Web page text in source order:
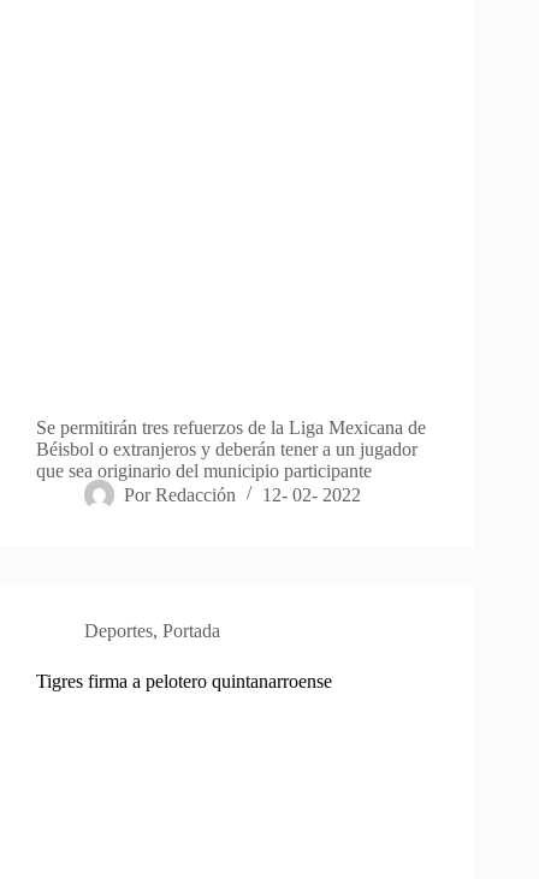
Se permitirán tres refuerzos de la Liga Mexicana de
Béisbol o extranjeros y deberán tener a un jugador
que sea originario del municipio participante
Por Redacción 12- 02- 2022
Deportes, Portada
Tigres firma a pelotero quintanarroense